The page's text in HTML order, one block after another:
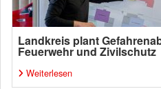
Landkreis plant
Feuerwehr und Zivilschutz
Weiterlesen